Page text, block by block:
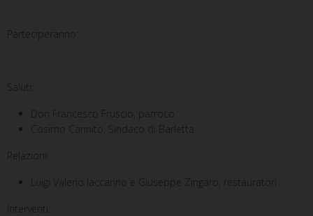
Parteciperanno:
Saluti:
Don Francesco Fruscio, parroco
Cosimo Cannito, Sindaco di Barletta
Relazioni:
Luigi Valerio Iaccarino e Giuseppe Zingaro, restauratori
Interventi: